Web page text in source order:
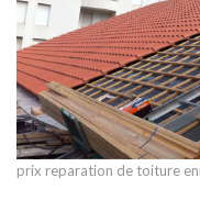
prix reparation de toiture